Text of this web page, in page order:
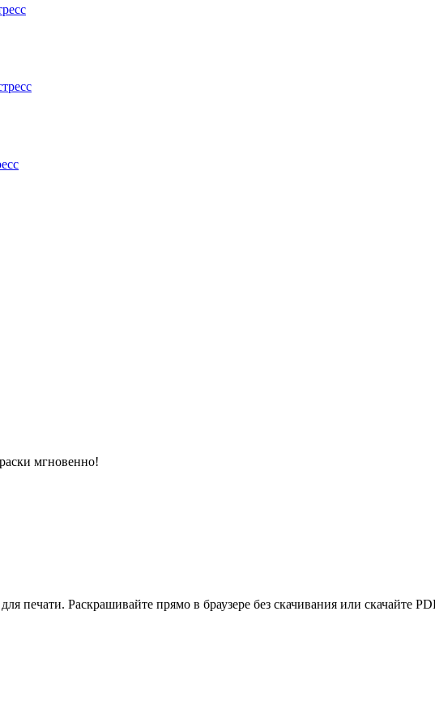
мгновенно!
печати. Раскрашивайте прямо в браузере без скачивания или скачайте